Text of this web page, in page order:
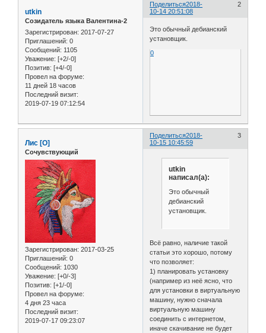
Поделиться 2
2018-
10-14 20:51:08
utkin
Созидатель языка Валентина-2
Зарегистрирован: 2017-07-27
Приглашений: 0
Сообщений: 1105
Уважение: [+2/-0]
Позитив: [+4/-0]
Провел на форуме:
11 дней 18 часов
Последний визит:
2019-07-19 07:12:54
Это обычный дебианский
установщик.
0
Поделиться 3
2018-
10-15 10:45:59
Лис [О]
Сочувствующий
Зарегистрирован: 2017-03-25
Приглашений: 0
Сообщений: 1030
Уважение: [+0/-3]
Позитив: [+1/-0]
Провел на форуме:
4 дня 23 часа
Последний визит:
2019-07-17 09:23:07
utkin
написал(а):
Это обычный
дебианский
установщик.
Всё равно, наличие такой
статьи это хорошо, потому
что позволяет:
1) планировать установку
(например из неё ясно, что
для установки в виртуальную
машину, нужно сначала
виртуальную машину
соединить с интернетом,
иначе скачивание не будет